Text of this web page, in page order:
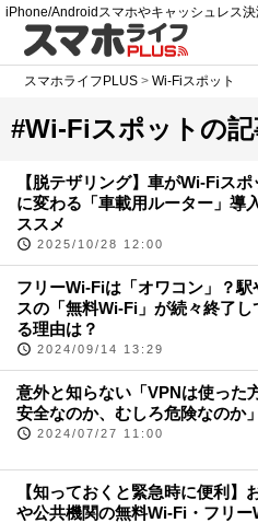
iPhone/Androidスマホやキャッシュレス
スマホライフPLUS >Wi-Fiスポット
#Wi-Fiスポットの
【脱テザリング】車がWi-Fiスポ
に変わる「車載用ルーター」導
ススメ
2025/10/28 12:00
フリーWi-Fiは「オワコン」？駅
スの「無料Wi-Fi」が続々終了し
る理由は？
2024/09/14 13:29
意外と知らない「VPNは使った
安全なのか、むしろ危険なのか」
2024/07/27 11:00
【知っておくと緊急時に便利】
や公共機関の無料Wi-Fi・フリー